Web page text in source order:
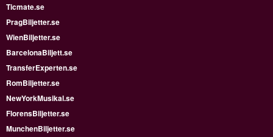
Ticmate.se
PragBiljetter.se
WienBiljetter.se
BarcelonaBiljett.se
TransferExperten.se
RomBiljetter.se
NewYorkMusikal.se
FlorensBiljetter.se
MunchenBiljetter.se